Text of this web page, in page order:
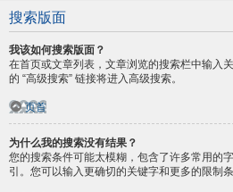
搜索版面
我该如何搜索版面？
在首页或文章列表，文章浏览的搜索栏中输入
的 “高级搜索” 链接将进入高级搜索。
页首
为什么我的搜索没有结果？
您的搜索条件可能太模糊，包含了许多常用的
引。您可以输入更确切的关键字和更多的限制